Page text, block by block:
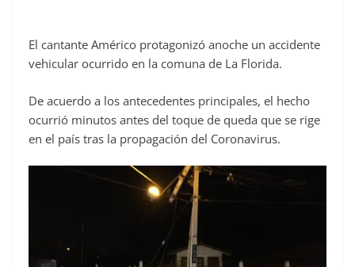
El cantante Américo protagonizó anoche un accidente
vehicular ocurrido en la comuna de La Florida.
De acuerdo a los antecedentes principales, el hecho
ocurrió minutos antes del toque de queda que se rige
en el país tras la propagación del Coronavirus.